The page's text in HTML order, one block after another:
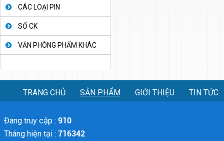
CÁC LOẠI PIN
SỔ CK
VĂN PHÒNG PHẨM KHÁC
TRANG CHỦ SẢN PHẨM GIỚI THIỆU TIN TỨC
Đang truy cập : 910
Tháng hiện tại : 716342